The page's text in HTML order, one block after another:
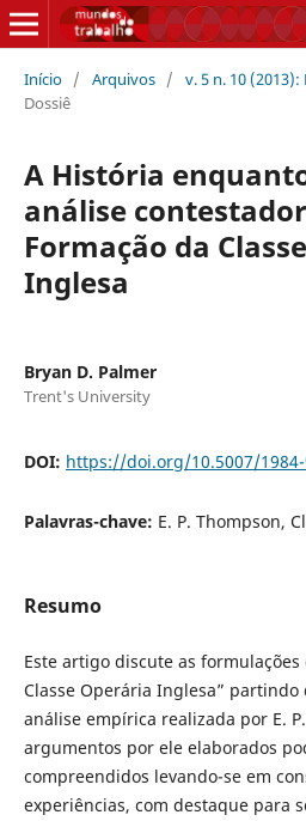
Início / Arquivos / v. 5 n. 10 (2013):
Dossiê
A História
análise
Formação da
Inglesa
Bryan D. Palmer
Trent's University
DOI: https://doi.org/10.5007/1984-
Palavras-chave: E. P. Thompson,
Resumo
Este artigo discute as formulações
Classe Operária Inglesa”
análise empírica realizada por E.
argumentos por ele elaborados
compreendidos levando-se em
experiências, com destaque para